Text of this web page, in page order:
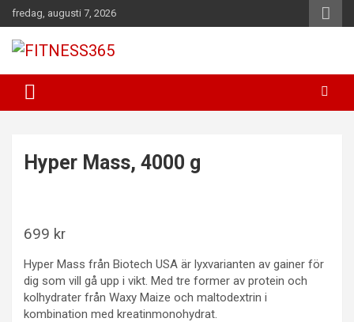
Hoppa
till
innehåll
fredag, augusti 7, 2026
FITNESS365
Hyper Mass, 4000 g
699 kr
Hyper Mass från Biotech USA är lyxvarianten av gainer för
dig som vill gå upp i vikt. Med tre former av protein och
kolhydrater från Waxy Maize och maltodextrin i
kombination med kreatinmonohydrat.